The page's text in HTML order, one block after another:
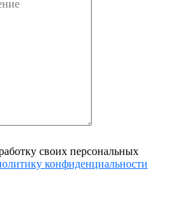
своих персональных
конфиденциальности